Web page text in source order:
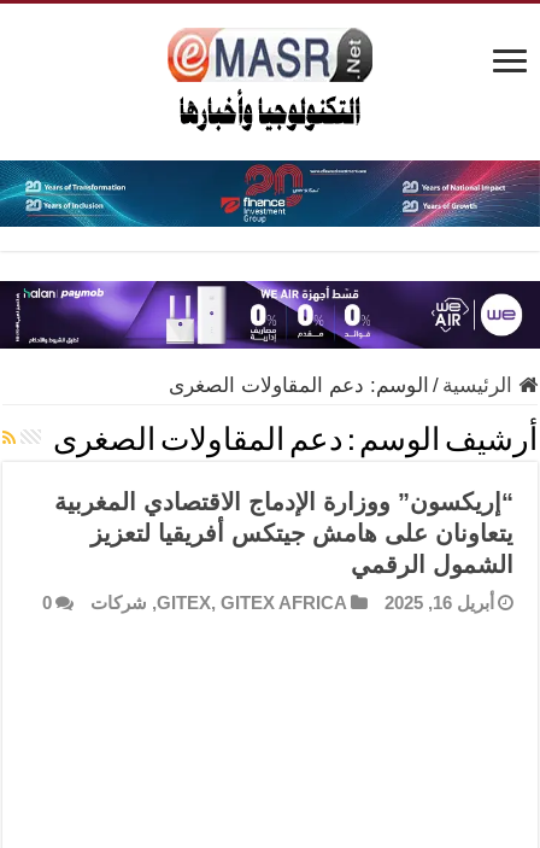
الرئيسية / الوسم: دعم المقاولات الصغرى
أرشيف الوسم : دعم المقاولات الصغرى
“إريكسون” ووزارة الإدماج الاقتصادي المغربية
يتعاونان على هامش جيتكس أفريقيا لتعزيز
الشمول الرقمي
أبريل 16, 2025 GITEX, GITEX AFRICA
, شركات 0